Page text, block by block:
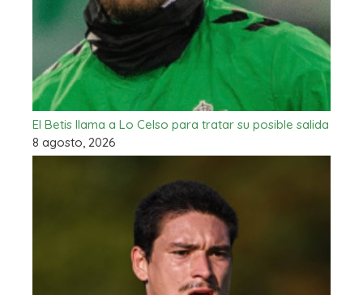
El Betis llama a Lo Celso para tratar su posible salida
8 agosto, 2026